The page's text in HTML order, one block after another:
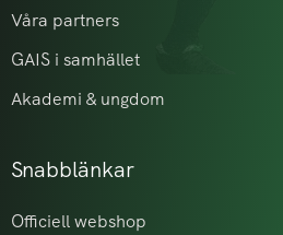
Våra partners
GAIS i samhället
Akademi & ungdom
Snabblänkar
Officiell webshop